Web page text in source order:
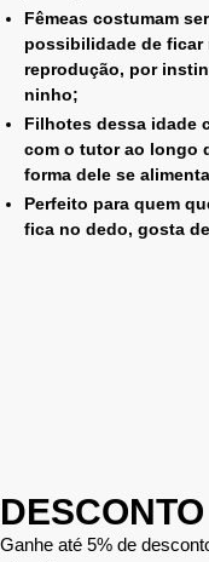
Fêmeas costumam
possibilidade de ficar
reprodução, por
ninho;
Filhotes dessa idade
com o tutor ao longo
forma dele se
Perfeito para quem
fica no dedo, gosta
Ganhe até 5% de